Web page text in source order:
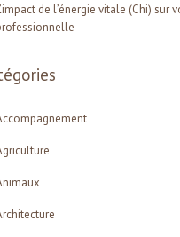
de l’énergie vitale (Chi) sur